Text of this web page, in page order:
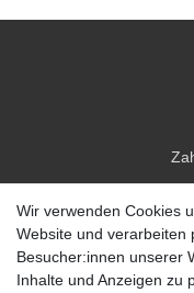
Wir verwenden Cookies
Website und verarbeiten
Besucher:innen unserer
Inhalte und Anzeigen zu